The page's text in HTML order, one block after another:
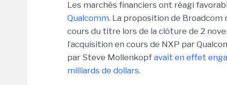
Les marchés financiers ont réagi
Qualcomm. La proposition de
cours du titre lors de la clôture de 2
l’acquisition en cours de NXP par
par Steve Mollenkopf avait en effet
milliards de dollars.